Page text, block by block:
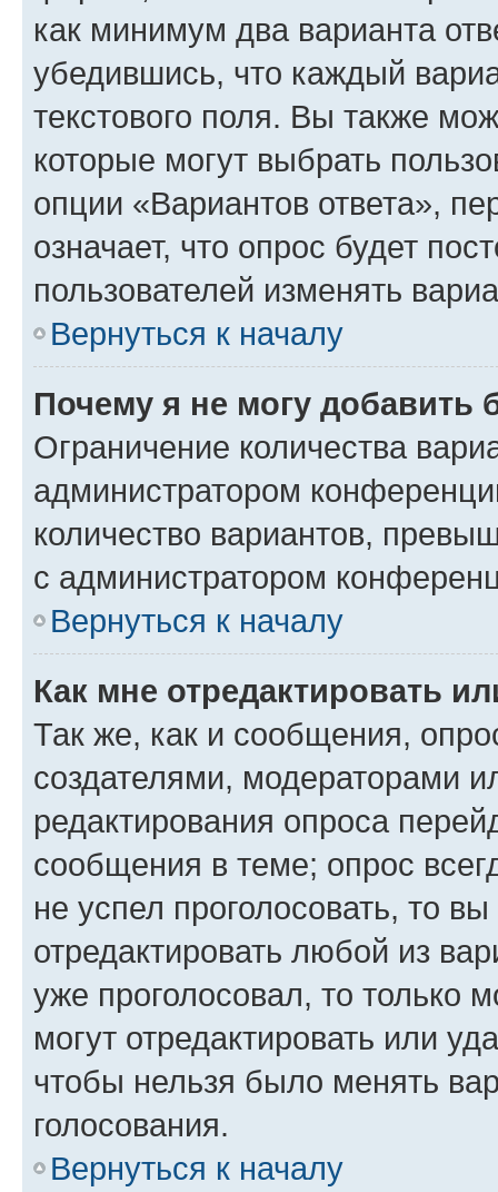
как минимум два варианта
убедившись, что каждый
текстового поля. Вы также
которые могут выбрать
опции «Вариантов ответа»,
означает, что опрос будет
пользователей изменять
Вернуться к началу
Почему я не могу добавить
Ограничение количества
администратором
количество вариантов,
с администратором
Вернуться к началу
Как мне отредактировать
Так же, как и сообщения,
создателями, модераторами
редактирования опроса
сообщения в теме; опрос
не успел проголосовать, то
отредактировать любой из
уже проголосовал, то только
могут отредактировать или
чтобы нельзя было менять
голосования.
Вернуться к началу